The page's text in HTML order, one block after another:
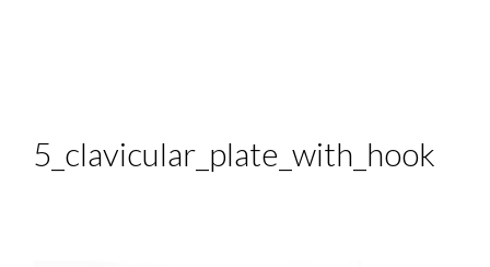
5_clavicular_plate_with_hook